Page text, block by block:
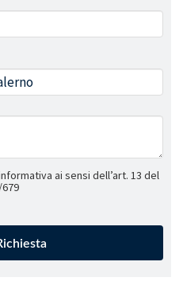
ai sensi dell’art. 13 del